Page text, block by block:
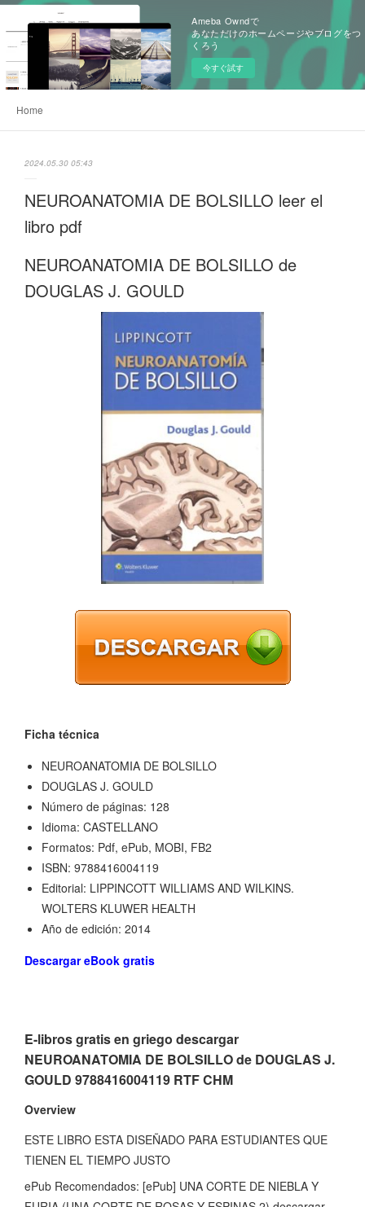
Ameba Owndで
あなただけのホームページやブログをつ
くろう
今すぐ試す
Home
2024.05.30 05:43
NEUROANATOMIA DE BOLSILLO leer el
libro pdf
NEUROANATOMIA DE BOLSILLO de
DOUGLAS J. GOULD
Ficha técnica
NEUROANATOMIA DE BOLSILLO
DOUGLAS J. GOULD
Número de páginas: 128
Idioma: CASTELLANO
Formatos: Pdf, ePub, MOBI, FB2
ISBN: 9788416004119
Editorial: LIPPINCOTT WILLIAMS AND WILKINS.
WOLTERS KLUWER HEALTH
Año de edición: 2014
Descargar eBook gratis
E-libros gratis en griego descargar
NEUROANATOMIA DE BOLSILLO de DOUGLAS J.
GOULD 9788416004119 RTF CHM
Overview
ESTE LIBRO ESTA DISEÑADO PARA ESTUDIANTES QUE
TIENEN EL TIEMPO JUSTO
ePub Recomendados: [ePub] UNA CORTE DE NIEBLA Y